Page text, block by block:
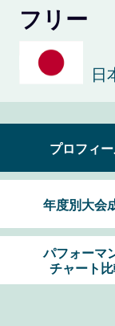
フリー
日
プロフィ
年度別大会
パフォーマ
チャート